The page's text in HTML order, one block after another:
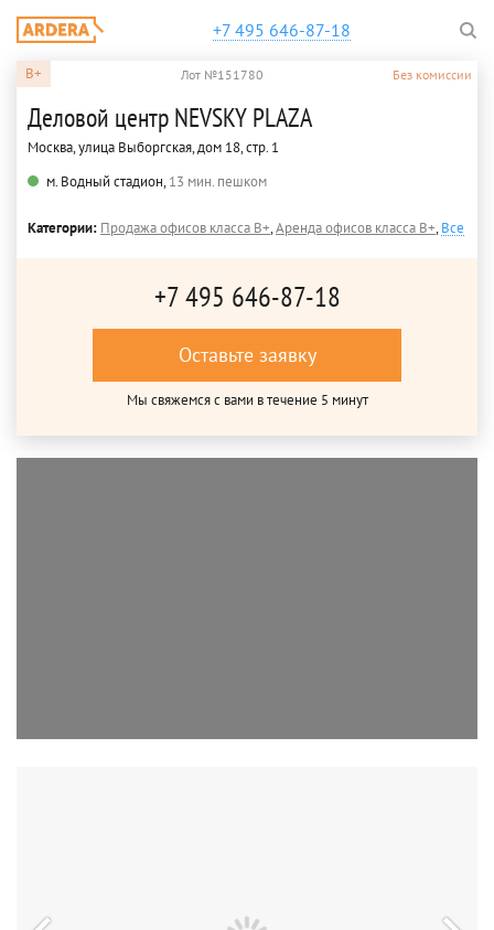
+7 495 646-87-18
B+ Лот №151780 Без комиссии
Деловой центр NEVSKY PLAZA
Москва, улица Выборгская, дом 18, стр. 1
м. Водный стадион,13 мин. пешком
Категории: Продажа офисов класса B+,Аренда офисов класса B+,Все
+7 495 646-87-18
Оставьте заявку
Мы свяжемся с вами в течение 5 минут